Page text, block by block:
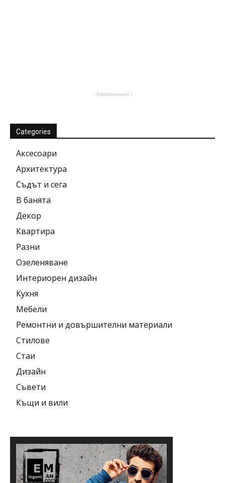
- Advertisement -
Categories
Аксесоари
Архитектура
Съдът и сега
В банята
Декор
Квартира
Разни
Озеленяване
Интериорен дизайн
Кухня
Мебели
Ремонтни и довършителни материали
Стилове
Стаи
Дизайн
Съвети
Къщи и вили